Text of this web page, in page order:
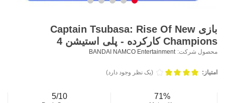
بازی Captain Tsubasa: Rise Of New
Champions کارکرده - پلی استیشن 4
محصول شرکت: BANDAI NAMCO Entertainment
امتیاز: (یک نظر وجود دارد)
71%
5/10